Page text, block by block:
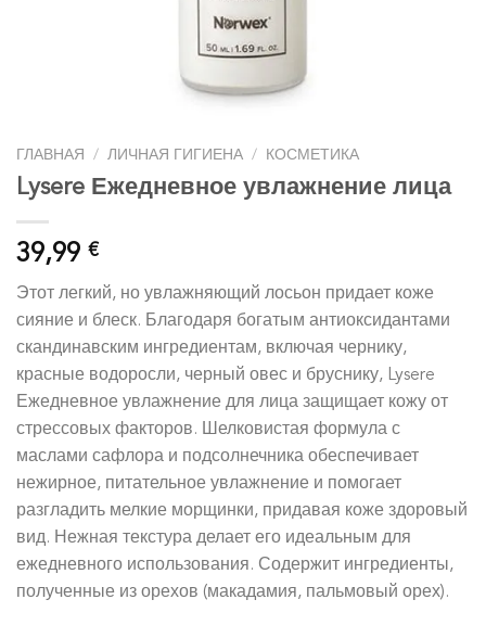
ГЛАВНАЯ / ЛИЧНАЯ ГИГИЕНА / КОСМЕТИКА
Lysere Ежедневное увлажнение лица
39,99 €
Этот легкий, но увлажняющий лосьон придает коже
сияние и блеск. Благодаря богатым антиоксидантами
скандинавским ингредиентам, включая чернику,
красные водоросли, черный овес и бруснику, Lysere
Ежедневное увлажнение для лица защищает кожу от
стрессовых факторов. Шелковистая формула с
маслами сафлора и подсолнечника обеспечивает
нежирное, питательное увлажнение и помогает
разгладить мелкие морщинки, придавая коже здоровый
вид. Нежная текстура делает его идеальным для
ежедневного использования. Содержит ингредиенты,
полученные из орехов (макадамия, пальмовый орех).